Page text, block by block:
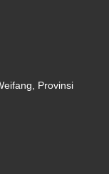
Provinsi